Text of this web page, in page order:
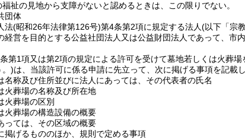
祉の見地から支障がないと認めるときは、この限りでない。
団体
法(昭和26年法律第126号)第4条第2項に規定する法人(以下「宗
経営を目的とする公益社団法人又は公益財団法人であって、市
第1項又は第2項の規定による許可を受けて墓地若しくは火葬
。)は、当該許可に係る申請に先立って、次に掲げる事項を記載
名称及び住所並びに法人にあっては、その代表者の氏名
火葬場の名称及び所在地
火葬場の区別
火葬場の構造設備の概要
っては、その区域の概要
掲げるもののほか、規則で定める事項